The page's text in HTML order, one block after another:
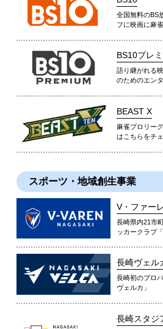
全国無料のBS
フに映画に麻
BS10プレ
語り継がれる
のためのエン
BEAST X
麻雀プロリー
はこちらをチェ
スポーツ・地域創生事業
V・ファー
長崎県内21市
ッカークラブ
長崎ヴェル
長崎初のプロ
ヴェルカ」
長崎スタジ